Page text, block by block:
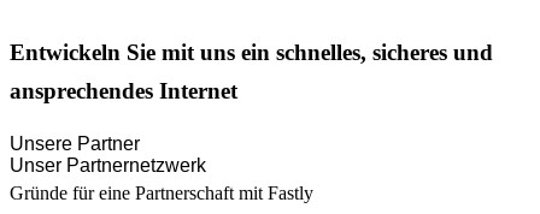
Entwickeln Sie mit uns ein schnelles, sicheres und
ansprechendes Internet
Unsere Partner
Unser Partnernetzwerk
Gründe für eine Partnerschaft mit Fastly